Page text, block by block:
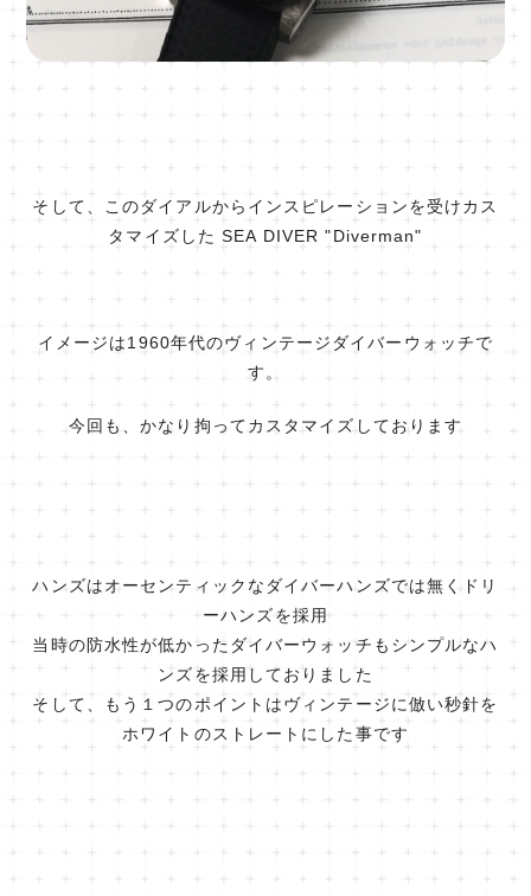
そして、このダイアルからインスピレーションを受けカス
タマイズした SEA DIVER "Diverman"
イメージは1960年代のヴィンテージダイバーウォッチで
す。
今回も、かなり拘ってカスタマイズしております
ハンズはオーセンティックなダイバーハンズでは無くドリ
ーハンズを採用
当時の防水性が低かったダイバーウォッチもシンプルなハ
ンズを採用しておりました
そして、もう１つのポイントはヴィンテージに倣い秒針を
ホワイトのストレートにした事です